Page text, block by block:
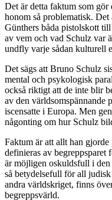
Det är detta faktum som
honom så problematisk.
Günthers båda pistolskott
av vem och vad Schulz var
undfly varje sådan kulturell
Det sägs att Bruno Schulz
mental och psykologisk
också riktigt att de inte blir
av den världsomspännande
iscensatte i Europa. Men
någonting om hur Schulz
Faktum är att allt han
definieras av begreppsparet
är möjligen oskuldsfull i
så betydelsefull för all
andra världskriget, finns
begreppsvärld.